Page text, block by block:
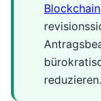
Blockchain
reduzieren.